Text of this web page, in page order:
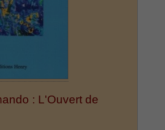
: L'Ouvert de